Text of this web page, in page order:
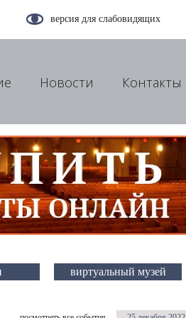
версия для слабовидящих
Новости Контакты
виртуальный музей